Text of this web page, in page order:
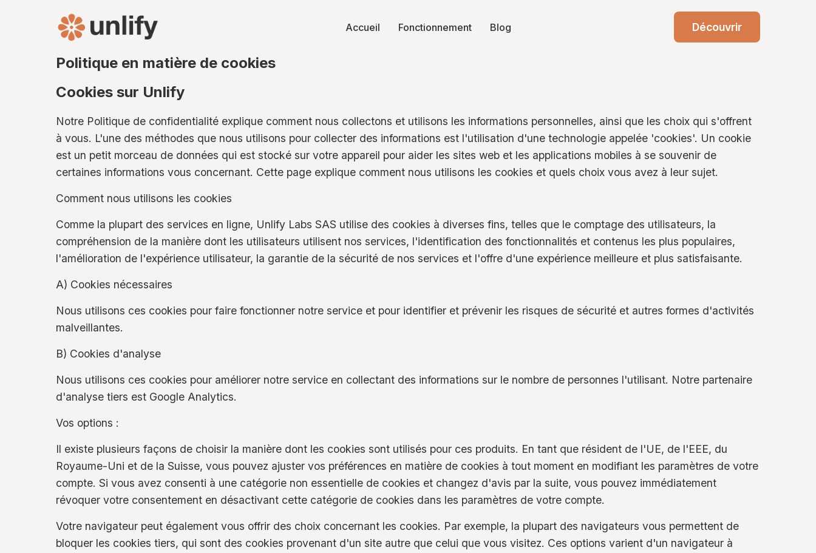
Accueil Fonctionnement Blog Découvrir
Politique en matière de cookies
Cookies sur Unlify
Notre Politique de confidentialité explique comment nous collectons et utilisons les informations personnelles, ainsi que les choix qui s'offrent
à vous. L'une des méthodes que nous utilisons pour collecter des informations est l'utilisation d'une technologie appelée 'cookies'. Un cookie
est un petit morceau de données qui est stocké sur votre appareil pour aider les sites web et les applications mobiles à se souvenir de
certaines informations vous concernant. Cette page explique comment nous utilisons les cookies et quels choix vous avez à leur sujet.
Comment nous utilisons les cookies
Comme la plupart des services en ligne, Unlify Labs SAS utilise des cookies à diverses fins, telles que le comptage des utilisateurs, la
compréhension de la manière dont les utilisateurs utilisent nos services, l'identification des fonctionnalités et contenus les plus populaires,
l'amélioration de l'expérience utilisateur, la garantie de la sécurité de nos services et l'offre d'une expérience meilleure et plus satisfaisante.
A) Cookies nécessaires
Nous utilisons ces cookies pour faire fonctionner notre service et pour identifier et prévenir les risques de sécurité et autres formes d'activités
malveillantes.
B) Cookies d'analyse
Nous utilisons ces cookies pour améliorer notre service en collectant des informations sur le nombre de personnes l'utilisant. Notre partenaire
d'analyse tiers est Google Analytics.
Vos options :
Il existe plusieurs façons de choisir la manière dont les cookies sont utilisés pour ces produits. En tant que résident de l'UE, de l'EEE, du
Royaume-Uni et de la Suisse, vous pouvez ajuster vos préférences en matière de cookies à tout moment en modifiant les paramètres de votre
compte. Si vous avez consenti à une catégorie non essentielle de cookies et changez d'avis par la suite, vous pouvez immédiatement
révoquer votre consentement en désactivant cette catégorie de cookies dans les paramètres de votre compte.
Votre navigateur peut également vous offrir des choix concernant les cookies. Par exemple, la plupart des navigateurs vous permettent de
bloquer les cookies tiers, qui sont des cookies provenant d'un site autre que celui que vous visitez. Ces options varient d'un navigateur à